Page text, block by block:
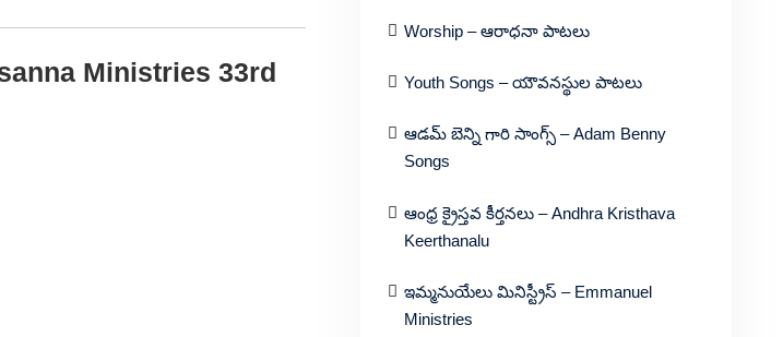
Ministries 33rd
Worship – ఆరాధనా పాటలు
Youth Songs – యౌవనస్థుల పాటలు
ఆడమ్ బెన్ని గారి సాంగ్స్ – Adam Benny
Songs
ఆంధ్ర క్రైస్తవ కీర్తనలు – Andhra Kristhava
Keerthanalu
ఇమ్మనుయేలు మినిస్ట్రీస్ – Emmanuel
Ministries